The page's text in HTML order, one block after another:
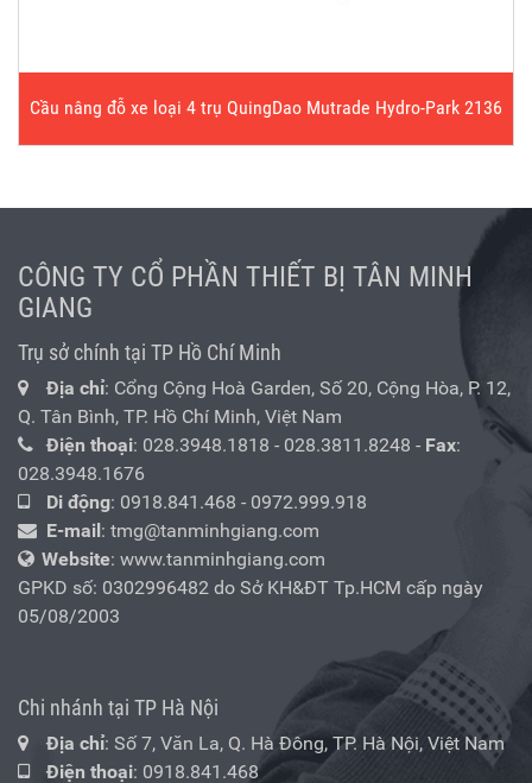
Cầu nâng đỗ xe loại 4 trụ QuingDao Mutrade Hydro-Park 2136
CÔNG TY CỔ PHẦN THIẾT BỊ TÂN MINH
GIANG
Trụ sở chính tại TP Hồ Chí Minh
Địa chỉ: Cổng Cộng Hoà Garden, Số 20, Cộng Hòa, P. 12,
Q. Tân Bình, TP. Hồ Chí Minh, Việt Nam
Điện thoại: 028.3948.1818 - 028.3811.8248 - Fax:
028.3948.1676
Di động: 0918.841.468 - 0972.999.918
E-mail: tmg@tanminhgiang.com
Website: www.tanminhgiang.com
GPKD số: 0302996482 do Sở KH&ĐT Tp.HCM cấp ngày
05/08/2003
Chi nhánh tại TP Hà Nội
Địa chỉ: Số 7, Văn La, Q. Hà Đông, TP. Hà Nội, Việt Nam
Điện thoại: 0918.841.468